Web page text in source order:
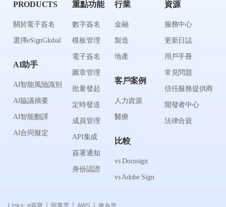
PRODUCTS
關於電子簽名
選擇eSignGlobal
AI助手
AI智能風險識別
AI協議摘要
AI智能翻譯
AI合同擬定
重點功能
數字簽名
模板管理
電子簽名
圖章管理
批量發起
定時發送
成員管理
API集成
簽署通知
身份認證
行業
金融
製造
地產
客戶案例
人力資源
醫療
比較
vs Docusign
vs Adobe Sign
資源
服務中心
更新日誌
用戶手冊
常見問題
信任服務提供商
開發者中心
法律合規
Links: e簽寶 阿裏雲 AWS